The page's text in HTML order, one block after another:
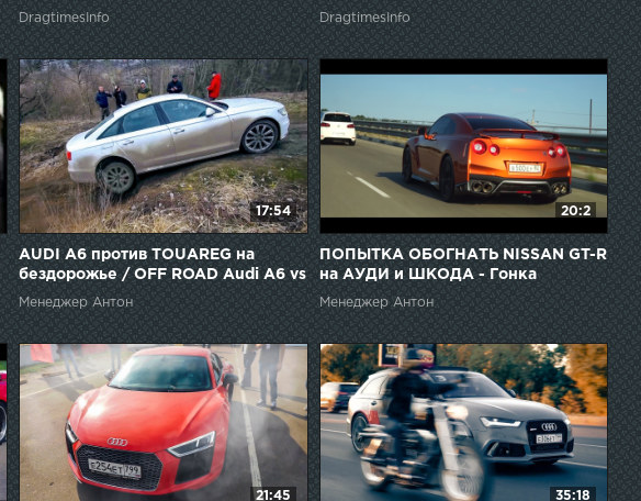
DragtimesInfo DragtimesInfo
17:54
AUDI A6 против TOUAREG на
бездорожье / OFF ROAD Audi A6 vs
Touareg
Менеджер Антон
20:2
ПОПЫТКА ОБОГНАТЬ NISSAN GT-R
на АУДИ и ШКОДА - Гонка
прошивок AUDI A4 , AUDI A7 , VW
GOLF.
Менеджер Антон
21:45 35:18